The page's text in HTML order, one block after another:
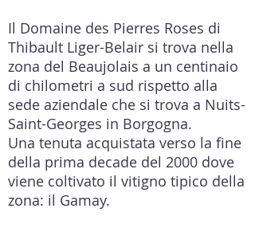
Il Domaine des Pierres Roses di
Thibault Liger-Belair si trova nella
zona del Beaujolais a un centinaio
di chilometri a sud rispetto alla
sede aziendale che si trova a Nuits-
Saint-Georges in Borgogna.
Una tenuta acquistata verso la fine
della prima decade del 2000 dove
viene coltivato il vitigno tipico della
zona: il Gamay.